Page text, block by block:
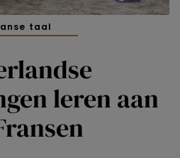
taal
leren aan